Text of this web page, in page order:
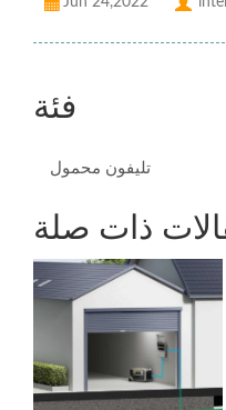
فئة
تليفون محمول
ذات صلة